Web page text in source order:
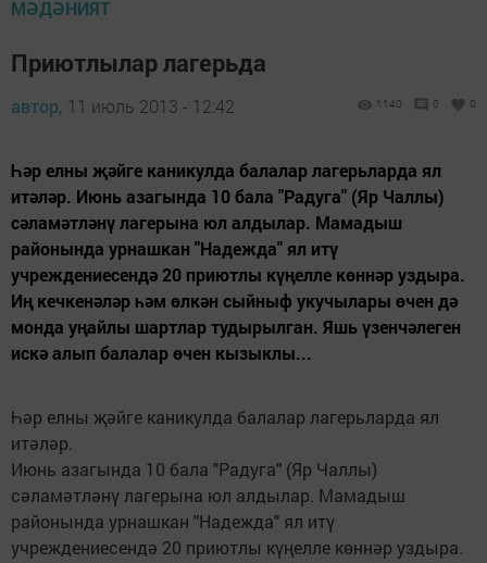
МӘДӘНИЯТ
Приютлылар лагерьда
автор, 11 июль 2013 - 12:42 1140 0 0
Һәр елны җәйге каникулда балалар лагерьларда ял
итәләр. Июнь азагында 10 бала "Радуга" (Яр Чаллы)
сәламәтләнү лагерына юл алдылар. Мамадыш
районында урнашкан "Надежда" ял итү
учреждениесендә 20 приютлы күңелле көннәр уздыра.
Иң кечкенәләр һәм өлкән сыйныф укучылары өчен дә
монда уңайлы шартлар тудырылган. Яшь үзенчәлеген
искә алып балалар өчен кызыклы...
Һәр елны җәйге каникулда балалар лагерьларда ял
итәләр.
Июнь азагында 10 бала "Радуга" (Яр Чаллы)
сәламәтләнү лагерына юл алдылар. Мамадыш
районында урнашкан "Надежда" ял итү
учреждениесендә 20 приютлы күңелле көннәр уздыра.